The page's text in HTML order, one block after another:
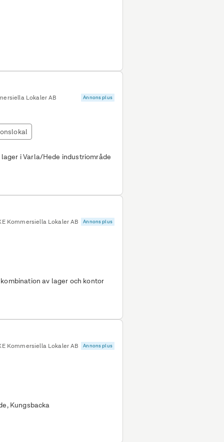
i takhöjd och ett kontor
mötesrum, kök och andra
och det finns möjlighet för ny
Välkommen att
Lokaler AB Annons plus
i Varla/Hede industriområde
Kommersiella Lokaler AB Annons plus
av lager och kontor
Kommersiella Lokaler AB Annons plus
Kungsbacka